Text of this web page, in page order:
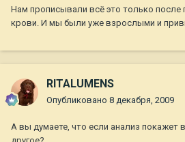
Нам прописывали всё это только после
крови. И мы были уже взрослыми и
RITALUMENS
Опубликовано 8 декабря, 2009
А вы думаете, что если анализ покажет